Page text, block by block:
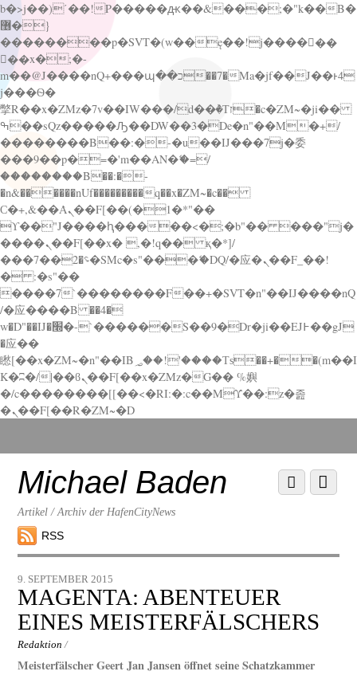
b�>j��)΄��!P�����ԫ��&���;�"k��B�
޶�}
��������p�SVT�(w��ę��!j������
��x�;�-
m��@J����nQ+���պ��כ��7�Ma�jf��J��ͱ4
j���Ѳ�
撆R��x�ZMz�7v��IW���/d��ٞ�Тז�c�ZM~�ji��
ߒ��sQz�����Ԡ��DW��3�De�n"��M�+/
��������B��:�-�u��IJ���7j�委
���9��p�=�'m��AN�ޭ�=/
��������B��:�-
�n&������nUf���������q��x�ZM~�c��
Ϲ�+,&��Ὰܢ��F[��(�1�*"��
ϒ��"J����ԧ�����<�;�b"�� ���"j�
����ܢ��F[��x� ,�!q�� қ�*]/
���؝�2��7�SMc�s"���ޭ�DQ/�应�ܢ��F_��!
� :�s"��
����7`��������F��+�SVT�n"��IJ����nQ
/�应����B ��4�
w�D"��IJ�׭�-`������S��9�Dr�ji��EJ߅��gJ
�应��
矁[��x�ZM~�n"��IB؃��!'����Тѕ��+��(m��I
K�ʭ�/|��ϐܢ��F[��x�ZMz�G�� %嬩
�/c��������[[��<�RI:�:c��MΎ��:z�졾
�ܢ��F[��R�ZM~�D
down
contentMichael Baden
Artikel / Archiv der HafenCityNews
RSS
Menu
Scroll
down
9. SEPTEMBER 2015
MAGENTA: ABENTEUER
EINES MEISTERFÄLSCHERS
Redaktion /
Meisterfälscher Geert Jan Jansen öffnet seine Schatzkammer